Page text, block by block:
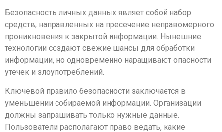
Безопасность личных данных являет собой набор
средств, направленных на пресечение неправомерного
проникновения к закрытой информации. Нынешние
технологии создают свежие шансы для обработки
информации, но одновременно наращивают опасности
утечек и злоупотреблений.
Ключевой правило безопасности заключается в
уменьшении собираемой информации. Организации
должны запрашивать только нужные данные.
Пользователи располагают право ведать, какие